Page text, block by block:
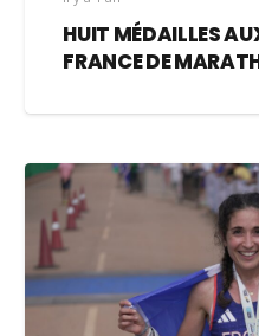
HUIT MÉDAILLES
FRANCE DE